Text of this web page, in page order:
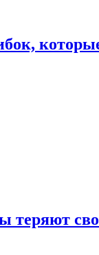
теряют